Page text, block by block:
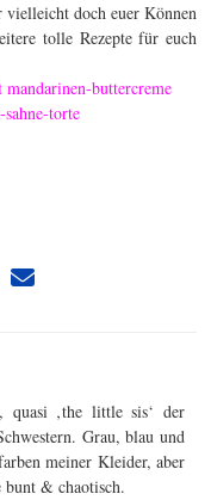
vielleicht doch euer Können
tolle Rezepte für euch
buttercreme
torte
‚the little sis‘ der
Grau, blau und
meiner Kleider, aber
bunt & chaotisch.